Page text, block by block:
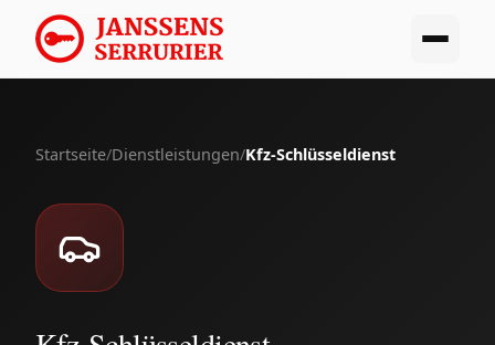
Startseite/Dienstleistungen/Kfz-Schlüsseldienst